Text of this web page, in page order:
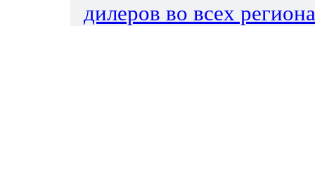
дилеров во всех